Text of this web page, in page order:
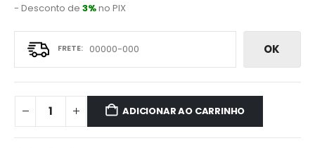
- Desconto de 3%no PIX
OK
ADICIONAR AO CARRINHO